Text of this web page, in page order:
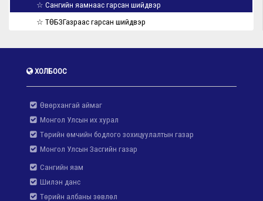
☆ Сангийн яамнаас гарсан шийдвэр
☆ ТӨБЗГазраас гарсан шийдвэр
ХОЛБООС
Өвөрхангай аймаг
Монгол Улсын их хурал
Төрийн өмчийн бодлого зохицуулалтын газар
Монгол Улсын Засгийн газар
Сангийн яам
Шилэн данс
Төрийн албаны зөвлөл